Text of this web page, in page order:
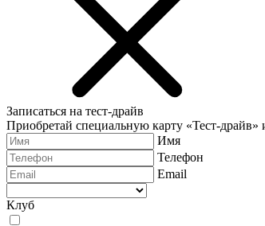
Записаться на тест-драйв
Приобретай специальную карту «Тест-
Имя
Телефон
Email
Клуб